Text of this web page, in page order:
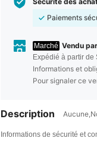
Paiements
Marché Vendu
Expédié à partir de
Informations et
Pour signaler ce
Description
Informations de sécurité et